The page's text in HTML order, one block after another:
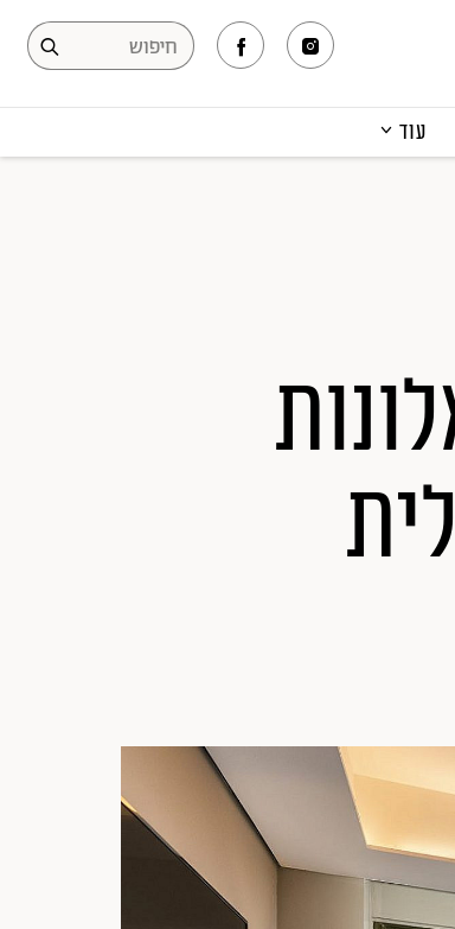
עוד